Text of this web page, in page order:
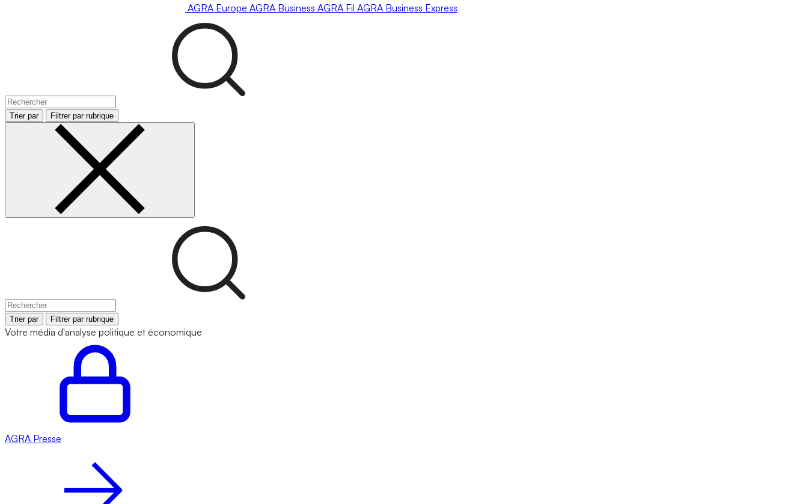
AGRA Europe AGRA Business AGRA Fil AGRA Business Express
Trier par Filtrer par rubrique
Trier par Filtrer par rubrique
Votre média d'analyse politique et économique
AGRA Presse